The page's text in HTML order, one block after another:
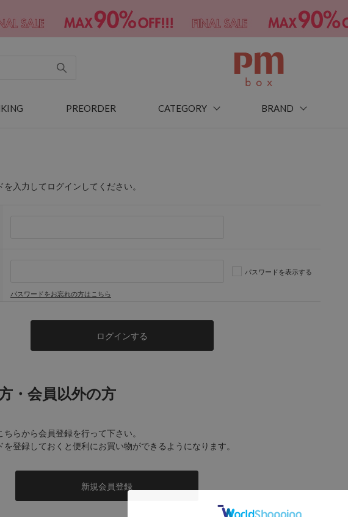
PREORDER CATEGORY BRAND
入力してログインしてください。
パスワードを表示する
パスワードをお忘れの方はこちら
・会員以外の方
らから会員登録を行って下さい。
を登録しておくと便利にお買い物ができるようになります。